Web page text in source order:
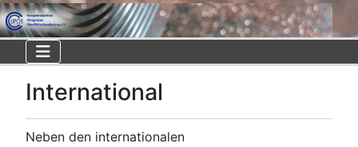
International
Neben den internationalen